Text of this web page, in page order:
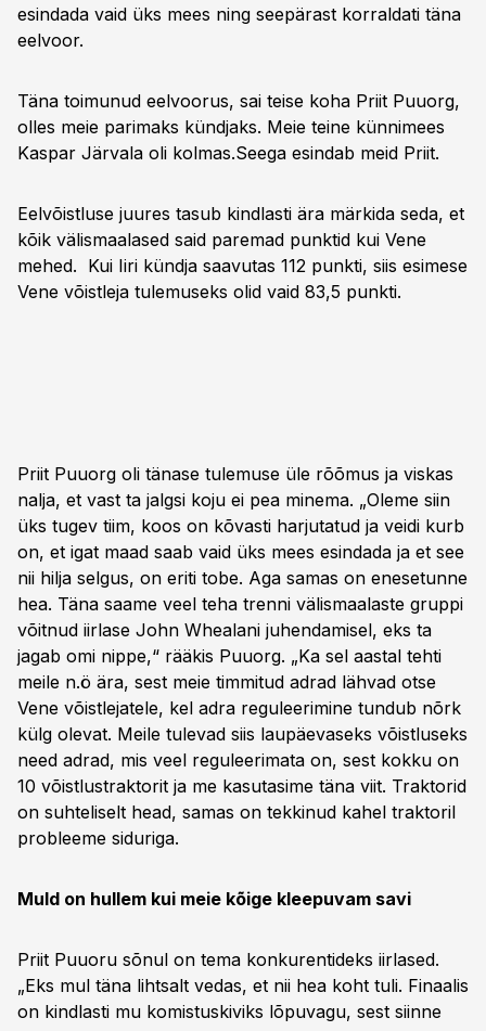
esindada vaid üks mees ning seepärast korraldati täna
eelvoor.
Täna toimunud eelvoorus, sai teise koha Priit Puuorg,
olles meie parimaks kündjaks. Meie teine künnimees
Kaspar Järvala oli kolmas.Seega esindab meid Priit.
Eelvõistluse juures tasub kindlasti ära märkida seda, et
kõik välismaalased said paremad punktid kui Vene
mehed. Kui Iiri kündja saavutas 112 punkti, siis esimese
Vene võistleja tulemuseks olid vaid 83,5 punkti.
Priit Puuorg oli tänase tulemuse üle rõõmus ja viskas
nalja, et vast ta jalgsi koju ei pea minema. „Oleme siin
üks tugev tiim, koos on kõvasti harjutatud ja veidi kurb
on, et igat maad saab vaid üks mees esindada ja et see
nii hilja selgus, on eriti tobe. Aga samas on enesetunne
hea. Täna saame veel teha trenni välismaalaste gruppi
võitnud iirlase John Whealani juhendamisel, eks ta
jagab omi nippe,“ rääkis Puuorg. „Ka sel aastal tehti
meile n.ö ära, sest meie timmitud adrad lähvad otse
Vene võistlejatele, kel adra reguleerimine tundub nõrk
külg olevat. Meile tulevad siis laupäevaseks võistluseks
need adrad, mis veel reguleerimata on, sest kokku on
10 võistlustraktorit ja me kasutasime täna viit. Traktorid
on suhteliselt head, samas on tekkinud kahel traktoril
probleeme siduriga.
Muld on hullem kui meie kõige kleepuvam savi
Priit Puuoru sõnul on tema konkurentideks iirlased.
„Eks mul täna lihtsalt vedas, et nii hea koht tuli. Finaalis
on kindlasti mu komistuskiviks lõpuvagu, sest siinne